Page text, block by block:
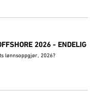
2026 - ENDELIG
lønnsoppgjør, 2026?